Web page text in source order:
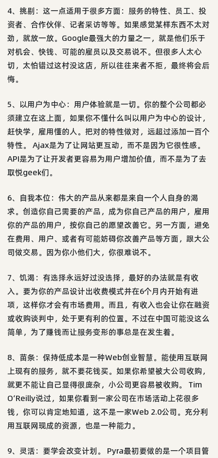
4、挑剔：这一点适用于很多方面：服务的特性、员工、投
资者、合作伙伴、记者采访等等。如果感觉某样东西不太对
劲，就放一放。Google最强大的力量之一，就是他们乐于
对机会、快钱、可能的雇员以及交易说不。但很多人太心
切，太怕错过这村没这店，所以往往来者不拒，最终将会后
悔。
5、以用户为中心：用户体验就是一切。你的整个公司都必
须建立在这上面，如果你不懂什么叫以用户为中心的设计，
赶快学，雇用懂的人。把对的特性做对，远超过添加一百个
特性。 Ajax是为了让网站更互动，而不是因为它很性感。
API是为了让开发者更容易为用户增加价值，而不是为了去
取悦geek们。
6、自我本位：伟大的产品从来都是来自一个人自身的渴
求。创造你自己需要的产品，成为你自己产品的用户，雇用
你的产品的用户，按你自己的愿望改善它。另一方面，避免
在费用、用户、或者有可能妨碍你改善产品等方面，跟大公
司做交易。因为你小他们大，你很难说不。
7、饥渴：有选择永远好过没选择，最好的办法就是有收
入。要为你的产品设计出收费模式并在6个月内开始有进
项，这样你才会有市场费用。而且，有收入也会让你在融资
或收购谈判中，处于更有利的位置。不过在中国可能没这么
简单，为了赚钱而让服务变形的事总是在发生着。
8、苗条：保持低成本是一种Web创业智慧。能使用互联网
上现有的服务，就不要花钱买。如果你希望被大公司收购，
就更不能让自己显得很庞杂，小公司更容易被收购。 Tim
O‘Reilly说过，如果你看到一家公司在市场活动上花很多
钱，你可以肯定地知道，这不是一家Web 2.0公司。充分利
用互联网现成的资源，也是一种能力。
9、灵活：要学会改变计划。 Pyra最初要做的是一个项目管